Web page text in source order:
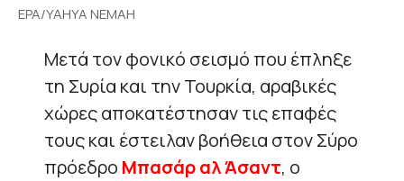
EPA/YAHYA NEMAH
Μετά τον φονικό σεισμό που έπληξε
τη Συρία και την Τουρκία, αραβικές
χώρες αποκατέστησαν τις επαφές
τους και έστειλαν βοήθεια στον Σύρο
πρόεδρο Μπασάρ αλ Άσαντ, ο